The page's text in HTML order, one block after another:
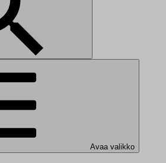
Avaa valikko